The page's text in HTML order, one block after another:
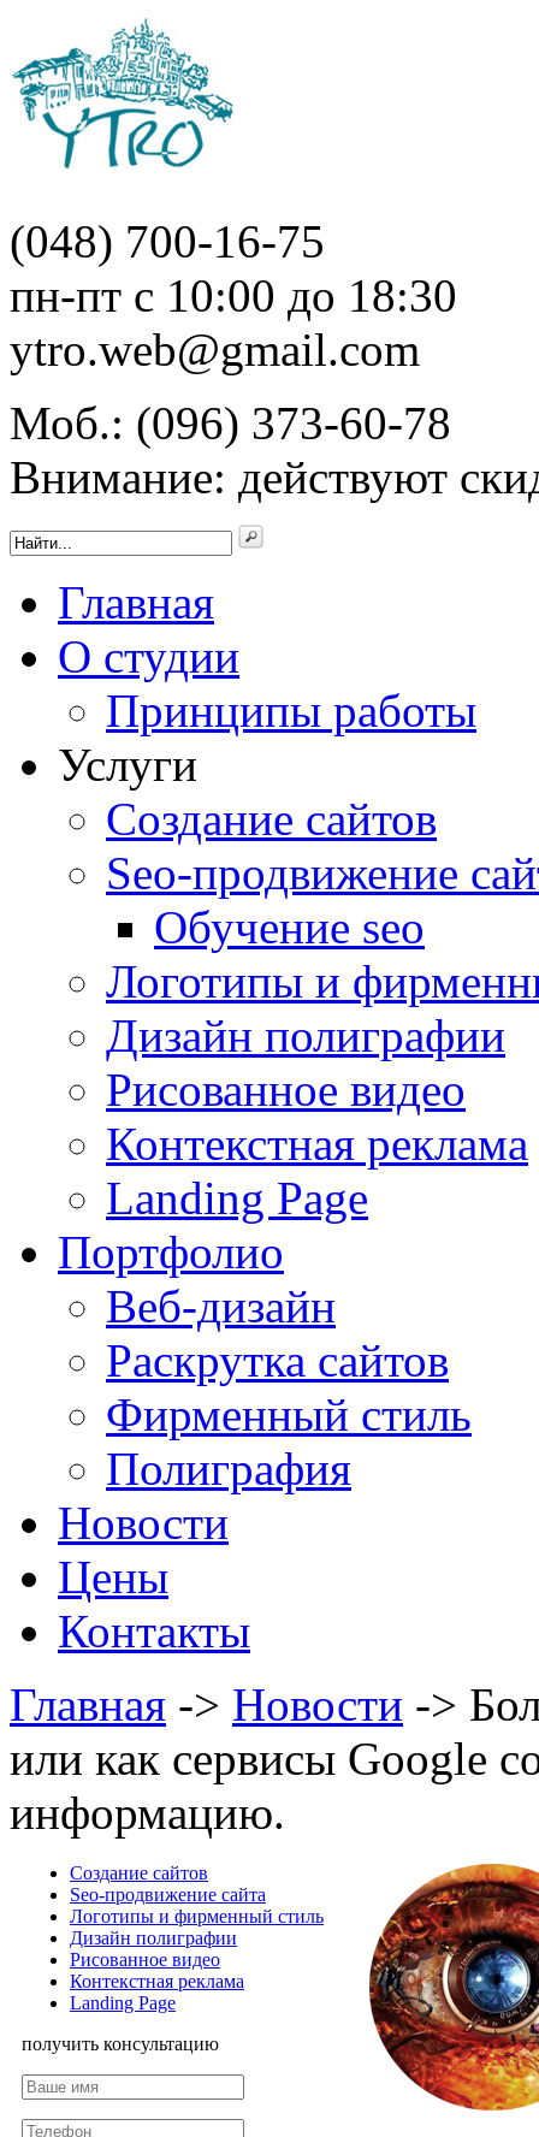
(048) 700-16-75
пн-пт с 10:00 до 18:30
ytro.web@gmail.com
Моб.: (096) 373-60-78
Внимание: действуют
Главная
О студии
Принципы работы
Услуги
Создание сайтов
Seo-продвижение
Обучение seo
Логотипы и
Дизайн полиграфии
Рисованное видео
Контекстная реклама
Landing Page
Портфолио
Веб-дизайн
Раскрутка сайтов
Фирменный стиль
Полиграфия
Новости
Цены
Контакты
Главная -> Новости ->
или как сервисы Google
информацию.
Создание сайтов
Seo-продвижение сайта
Логотипы и фирменный стиль
Дизайн полиграфии
Рисованное видео
Контекстная реклама
Landing Page
получить консультацию